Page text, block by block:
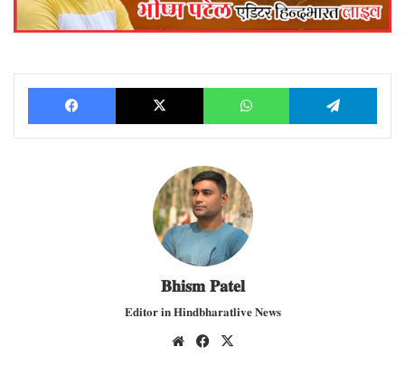
Facebook X WhatsApp
𝐁𝐡𝐢𝐬𝐦 𝐏𝐚𝐭𝐞𝐥
𝐄𝐝𝐢𝐭𝐨𝐫 𝐢𝐧 𝐇𝐢𝐧𝐝𝐛𝐡𝐚𝐫𝐚𝐭𝐥𝐢𝐯𝐞 𝐍𝐞𝐰𝐬
We
Fac